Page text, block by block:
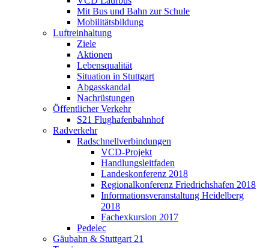
Mit Bus und Bahn zur Schule
Mobilitätsbildung
Luftreinhaltung
Ziele
Aktionen
Lebensqualität
Situation in Stuttgart
Abgasskandal
Nachrüstungen
Öffentlicher Verkehr
S21 Flughafenbahnhof
Radverkehr
Radschnellverbindungen
VCD-Projekt
Handlungsleitfaden
Landeskonferenz 2018
Regionalkonferenz Friedrichshafen 2018
Informationsveranstaltung Heidelberg
2018
Fachexkursion 2017
Pedelec
Gäubahn & Stuttgart 21